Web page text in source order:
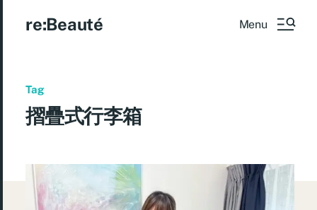
re:Beauté Menu
Tag
摺疊式行李箱